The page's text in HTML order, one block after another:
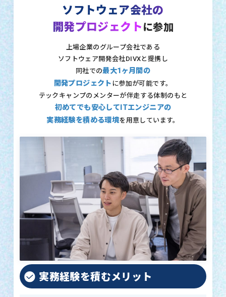
ソフトウェア会社の
開発プロジェクト に参加
上場企業のグループ会社である
ソフトウェア開発会社DIVXと提携し
同社での最大1ヶ月間の
開発プロジェクト に参加が可能です。
テックキャンプのメンターが伴走する体制のもと
初めてでも安心してITエンジニアの
実務経験を積める環境を用意しています。
実務経験を積むメリット